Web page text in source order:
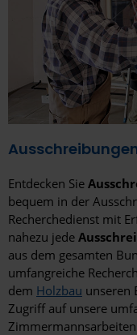
Entdecken Sie
bequem in der
Recherchedienst mit
nahezu jede
aus dem gesamten
umfangreiche
dem Holzbau unseren
Zugriff auf unsere